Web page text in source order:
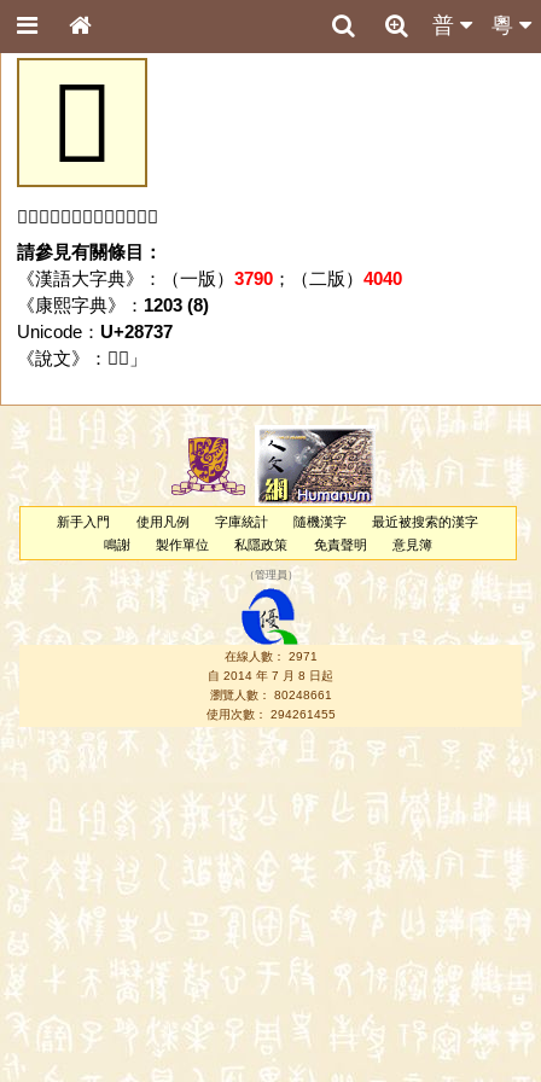
粵
普
𨜷
「𨜷」字未收錄於本資料庫。
請參見有關條目：
《漢語大字典》：（一版） 3790；（二版） 4040
《康熙字典》： 1203 (8)
Unicode： U+28737
《說文》：「 𨜷 」
新手入門 使用凡例 字庫統計 隨機漢字
最近被搜索的漢字
鳴謝
製作單位 私隱政策 免責聲明 意見簿
（管理員 ）
在線人數： 2971
自 2014 年 7 月 8 日起
瀏覽人數： 80248661
使用次數： 294261455